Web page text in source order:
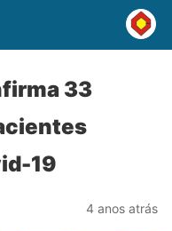
33
19
4 anos atrás